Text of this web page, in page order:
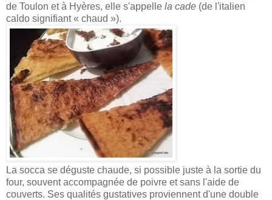
de Toulon et à Hyères, elle s'appelle la cade (de l'italien
caldo signifiant « chaud »).
La socca se déguste chaude, si possible juste à la sortie du
four, souvent accompagnée de poivre et sans l'aide de
couverts. Ses qualités gustatives proviennent d'une double